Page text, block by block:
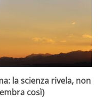
la scienza rivela, non
così)